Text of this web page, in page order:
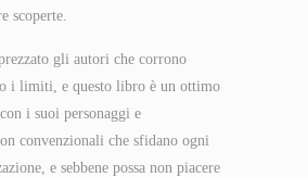
scoperte.
gli autori che corrono
i limiti, e questo libro è un ottimo
i suoi personaggi e
convenzionali che sfidano ogni
e sebbene possa non piacere